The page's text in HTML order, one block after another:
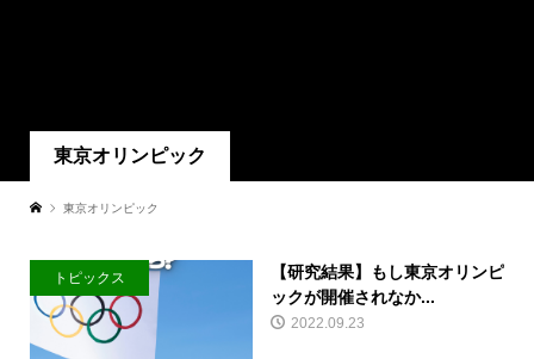
東京オリンピック
東京オリンピック
トピックス
【研究結果】もし東京オリンピ
ックが開催されなか...
2022.09.23